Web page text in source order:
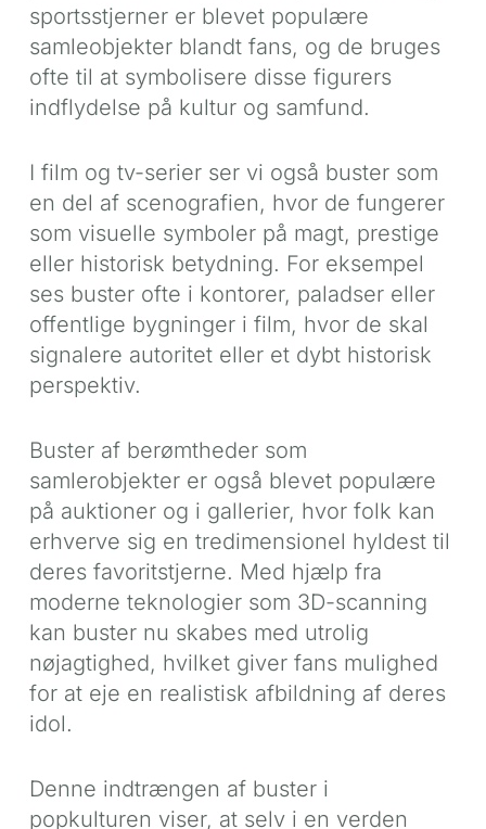
sportsstjerner er blevet populære
samleobjekter blandt fans, og de bruges
ofte til at symbolisere disse figurers
indflydelse på kultur og samfund.
I film og tv-serier ser vi også buster som
en del af scenografien, hvor de fungerer
som visuelle symboler på magt, prestige
eller historisk betydning. For eksempel
ses buster ofte i kontorer, paladser eller
offentlige bygninger i film, hvor de skal
signalere autoritet eller et dybt historisk
perspektiv.
Buster af berømtheder som
samlerobjekter er også blevet populære
på auktioner og i gallerier, hvor folk kan
erhverve sig en tredimensionel hyldest til
deres favoritstjerne. Med hjælp fra
moderne teknologier som 3D-scanning
kan buster nu skabes med utrolig
nøjagtighed, hvilket giver fans mulighed
for at eje en realistisk afbildning af deres
idol.
Denne indtrængen af buster i
popkulturen viser, at selv i en verden